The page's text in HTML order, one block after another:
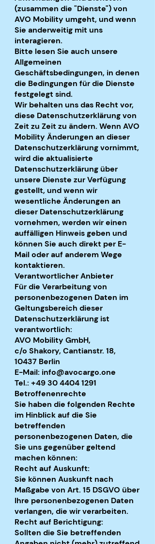
(zusammen die "Dienste") von
AVO Mobility umgeht, und wenn
Sie anderweitig mit uns
interagieren.
Bitte lesen Sie auch unsere
Allgemeinen
Geschäftsbedingungen, in denen
die Bedingungen für die Dienste
festgelegt sind.
Wir behalten uns das Recht vor,
diese Datenschutzerklärung von
Zeit zu Zeit zu ändern. Wenn AVO
Mobility Änderungen an dieser
Datenschutzerklärung vornimmt,
wird die aktualisierte
Datenschutzerklärung über
unsere Dienste zur Verfügung
gestellt, und wenn wir
wesentliche Änderungen an
dieser Datenschutzerklärung
vornehmen, werden wir einen
auffälligen Hinweis geben und
können Sie auch direkt per E-
Mail oder auf anderem Wege
kontaktieren.
Verantwortlicher Anbieter
Für die Verarbeitung von
personenbezogenen Daten im
Geltungsbereich dieser
Datenschutzerklärung ist
verantwortlich:
AVO Mobility GmbH,
c/o Shakory, Cantianstr. 18,
10437 Berlin
E-Mail: info@avocargo.one
Tel.: +49 30 4404 1291
Betroffenenrechte
Sie haben die folgenden Rechte
im Hinblick auf die Sie
betreffenden
personenbezogenen Daten, die
Sie uns gegenüber geltend
machen können:
Recht auf Auskunft:
Sie können Auskunft nach
Maßgabe von Art. 15 DSGVO über
Ihre personenbezogenen Daten
verlangen, die wir verarbeiten.
Recht auf Berichtigung:
Sollten die Sie betreffenden